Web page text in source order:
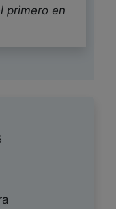
primero en